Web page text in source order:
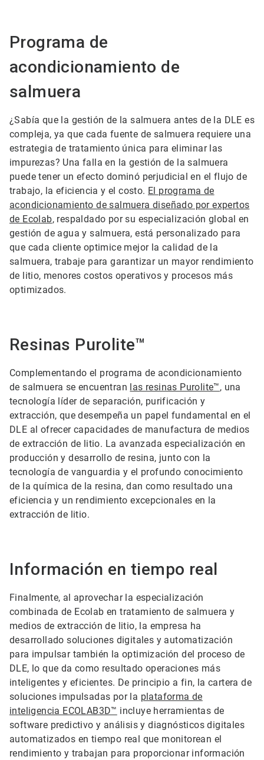
Programa de
acondicionamiento de
salmuera
¿Sabía que la gestión de la salmuera antes de la DLE es
compleja, ya que cada fuente de salmuera requiere una
estrategia de tratamiento única para eliminar las
impurezas? Una falla en la gestión de la salmuera
puede tener un efecto dominó perjudicial en el flujo de
trabajo, la eficiencia y el costo. El programa de
acondicionamiento de salmuera diseñado por expertos
de Ecolab, respaldado por su especialización global en
gestión de agua y salmuera, está personalizado para
que cada cliente optimice mejor la calidad de la
salmuera, trabaje para garantizar un mayor rendimiento
de litio, menores costos operativos y procesos más
optimizados.
Resinas Purolite™
Complementando el programa de acondicionamiento
de salmuera se encuentran las resinas Purolite™, una
tecnología líder de separación, purificación y
extracción, que desempeña un papel fundamental en el
DLE al ofrecer capacidades de manufactura de medios
de extracción de litio. La avanzada especialización en
producción y desarrollo de resina, junto con la
tecnología de vanguardia y el profundo conocimiento
de la química de la resina, dan como resultado una
eficiencia y un rendimiento excepcionales en la
extracción de litio.
Información en tiempo real
Finalmente, al aprovechar la especialización
combinada de Ecolab en tratamiento de salmuera y
medios de extracción de litio, la empresa ha
desarrollado soluciones digitales y automatización
para impulsar también la optimización del proceso de
DLE, lo que da como resultado operaciones más
inteligentes y eficientes. De principio a fin, la cartera de
soluciones impulsadas por la plataforma de
inteligencia ECOLAB3D™ incluye herramientas de
software predictivo y análisis y diagnósticos digitales
automatizados en tiempo real que monitorean el
rendimiento y trabajan para proporcionar información